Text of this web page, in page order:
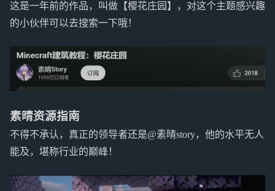
这是一年前的作品，叫做【樱花庄园】，对这个主题感兴趣
的小伙伴可以去搜索一下哦！
素晴资源指南
不得不承认，真正的领导者还是@素晴story，他的水平无人
能及，堪称行业的巅峰！